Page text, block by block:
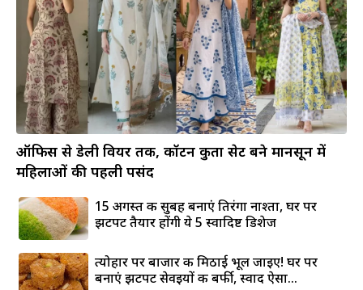
ऑफिस से डेली वियर तक, कॉटन कुर्ता सेट बने मानसून में
महिलाओं की पहली पसंद
15 अगस्त की सुबह बनाएं तिरंगा नाश्ता, घर पर
झटपट तैयार होंगी ये 5 स्वादिष्ट डिशेज
त्योहार पर बाजार की मिठाई भूल जाइए! घर पर
बनाएं झटपट सेवइयों की बर्फी, स्वाद ऐसा...